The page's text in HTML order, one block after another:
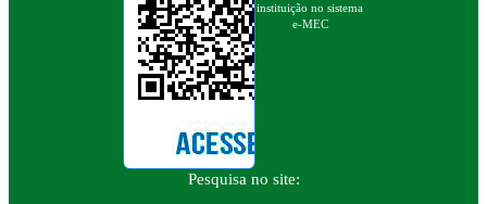
instituição no sistema
e-MEC
Pesquisa no site: